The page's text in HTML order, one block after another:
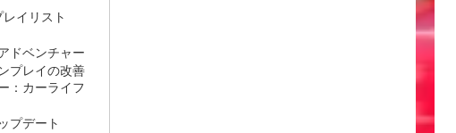
イリスト
ドベンチャー
プレイの改善
：カーライフ
プデート